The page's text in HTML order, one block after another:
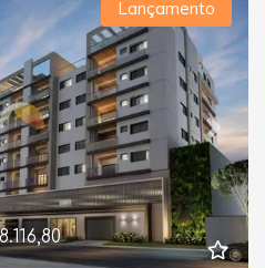
Next
Lançamento